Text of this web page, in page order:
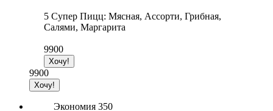
5 Супер Пицц: Мясная, Ассорти, Грибная,
Салями, Маргарита
9900
9900
Экономия 350